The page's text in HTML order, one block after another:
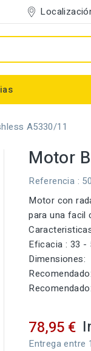
A5330/11
Motor
Referencia :
Motor con
para una facil
Eficacia : 33 -
78,95 €
Entrega entre